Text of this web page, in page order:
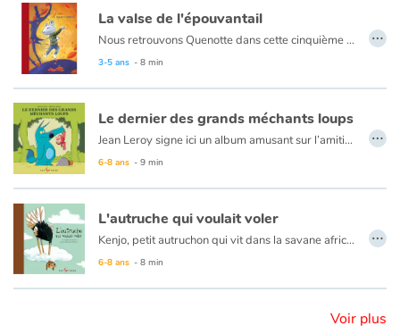
Contraste +
Aide
Accueil
Famille
Écoles
Médiathèques
Vidéos & Tutoriaux
La valse de l'épouvantail
Nous retrouvons Quenotte dans cette cinquième aventure un peu particulière... C'est l'automne : du bruit, une plainte... et un épouvantail qui doit se faire brûler puisque les fermiers trouvent qu'il ne sert plus à rien. Comment la petite souris va-t-elle aider son nouvel ami ?
3-5 ans - 8 min
…
Le dernier des grands méchants loups
Jean Leroy signe ici un album amusant sur l’amitié et sur ce qui nous fait peur (ou non), mettant en scène d’un côté, une petite fille qui a tout vu, et de l’autre, un grand méchant loup qui n’effraie plus personne. Au texte amusant et plein de sensibilité, qui multiplie les clins d’œil au Petit Chaperon rouge, se greffent les illustrations vives et spontanées d’Olivier Dutto.
6-8 ans - 9 min
…
L'autruche qui voulait voler
Kenjo, petit autruchon qui vit dans la savane africaine avec sa famille rêve de voler. Mais une autruche, cela ne vole pas…
6-8 ans - 8 min
…
Voir plus